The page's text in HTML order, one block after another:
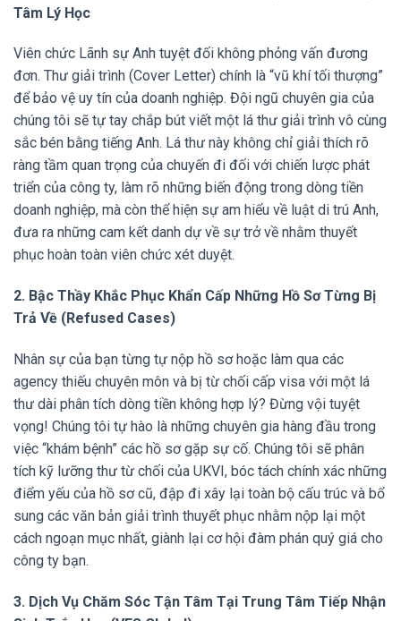
Tâm Lý Học
Viên chức Lãnh sự Anh tuyệt đối không phỏng vấn đương
đơn. Thư giải trình (Cover Letter) chính là “vũ khí tối thượng”
để bảo vệ uy tín của doanh nghiệp. Đội ngũ chuyên gia của
chúng tôi sẽ tự tay chắp bút viết một lá thư giải trình vô cùng
sắc bén bằng tiếng Anh. Lá thư này không chỉ giải thích rõ
ràng tầm quan trọng của chuyến đi đối với chiến lược phát
triển của công ty, làm rõ những biến động trong dòng tiền
doanh nghiệp, mà còn thể hiện sự am hiểu về luật di trú Anh,
đưa ra những cam kết danh dự về sự trở về nhằm thuyết
phục hoàn toàn viên chức xét duyệt.
2. Bậc Thầy Khắc Phục Khẩn Cấp Những Hồ Sơ Từng Bị
Trả Về (Refused Cases)
Nhân sự của bạn từng tự nộp hồ sơ hoặc làm qua các
agency thiếu chuyên môn và bị từ chối cấp visa với một lá
thư dài phân tích dòng tiền không hợp lý? Đừng vội tuyệt
vọng! Chúng tôi tự hào là những chuyên gia hàng đầu trong
việc “khám bệnh” các hồ sơ gặp sự cố. Chúng tôi sẽ phân
tích kỹ lưỡng thư từ chối của UKVI, bóc tách chính xác những
điểm yếu của hồ sơ cũ, đập đi xây lại toàn bộ cấu trúc và bổ
sung các văn bản giải trình thuyết phục nhằm nộp lại một
cách ngoạn mục nhất, giành lại cơ hội đàm phán quý giá cho
công ty bạn.
3. Dịch Vụ Chăm Sóc Tận Tâm Tại Trung Tâm Tiếp Nhận